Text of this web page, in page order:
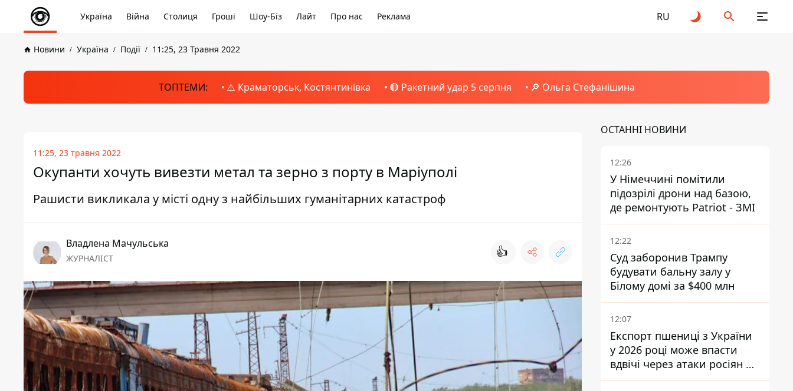
Україна Війна Столиця Гроші Шоу-Біз Лайт Про нас Реклама RU
Новини Україна Події 11:25, 23 Травня 2022
ТОПТЕМИ: ⚠️ Краматорськ, Костянтинівка 🔴 Ракетний удар 5 серпня 🔎 Ольга Стефанішина
11:25, 23 травня 2022
Окупанти хочуть вивезти метал та зерно з порту в Маріуполі
Рашисти викликала у місті одну з найбільших гуманітарних катастроф
Владлена Мачульська
ЖУРНАЛІСТ 👍
ОСТАННІ НОВИНИ
12:26
У Німеччині помітили
підозрілі дрони над базою,
де ремонтують Patriot - ЗМІ
12:22
Суд заборонив Трампу
будувати бальну залу у
Білому домі за $400 млн
12:07
Експорт пшениці з України
у 2026 році може впасти
вдвічі через атаки росіян по
портах